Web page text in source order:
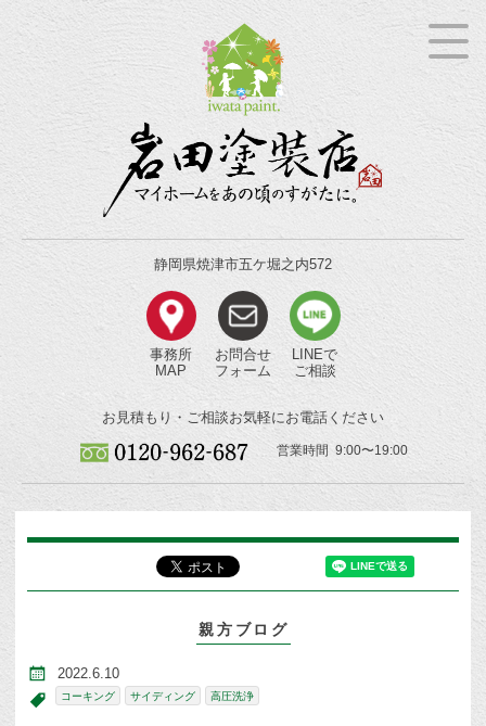
静岡県焼津市五ケ堀之内572
事務所
MAP
お問合せ
フォーム
LINEで
ご相談
お見積もり・ご相談お気軽にお電話ください
営業時間 9:00〜19:00
親方ブログ
2022.6.10
コーキング サイディング 高圧洗浄